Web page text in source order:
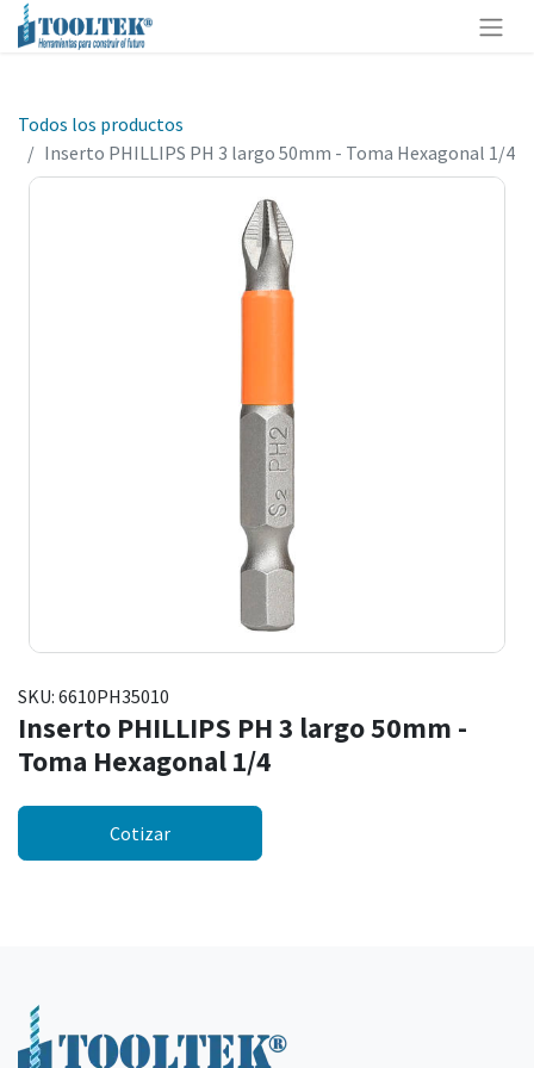
Todos los productos
Inserto PHILLIPS PH 3 largo 50mm - Toma Hexagonal 1/4
SKU: 6610PH35010
Inserto PHILLIPS PH 3 largo 50mm -
Toma Hexagonal 1/4
Cotizar